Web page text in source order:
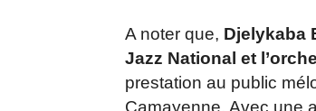
A noter que, Djelykaba
Jazz National et
prestation au public
Camayenne. Avec une